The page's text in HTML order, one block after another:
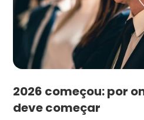
2026 começou: por
deve começar